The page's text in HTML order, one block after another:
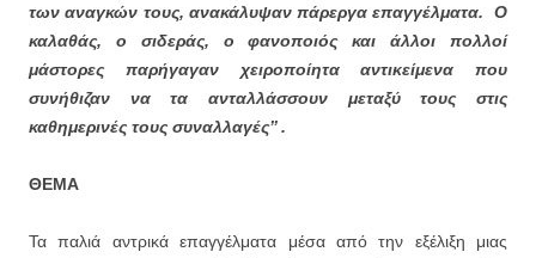
των αναγκών τους, ανακάλυψαν πάρεργα επαγγέλματα. Ο
καλαθάς, ο σιδεράς, ο φανοποιός και άλλοι πολλοί
μάστορες παρήγαγαν χειροποίητα αντικείμενα που
συνήθιζαν να τα ανταλλάσσουν μεταξύ τους στις
καθημερινές τους συναλλαγές’’ .
ΘΕΜΑ
Τα παλιά αντρικά επαγγέλματα μέσα από την εξέλιξη μιας